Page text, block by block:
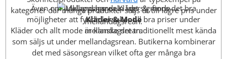
Kläder & Mode
Kläder och allt mode är kanske det traditionellt mest kända
som säljs ut under mellandagsrean. Butikerna kombinerar
det med säsongsrean vilket ofta ger många bra
Även om julklappshandeln lagt sig finns det bra
möjligheter att fynda leksaker till bra priser under
mellandagsrean.
kategorier där många produkter säljs ut till lägre pris under
mellandagsrean.